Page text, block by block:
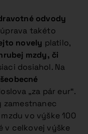
odvody
takéto
novely platilo,
mzdy, či
dosiahol. Na
„za pár eur“.
zamestnanec
vo výške 100
v celkovej výške